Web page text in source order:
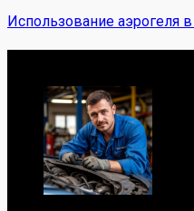
Использование аэрогеля